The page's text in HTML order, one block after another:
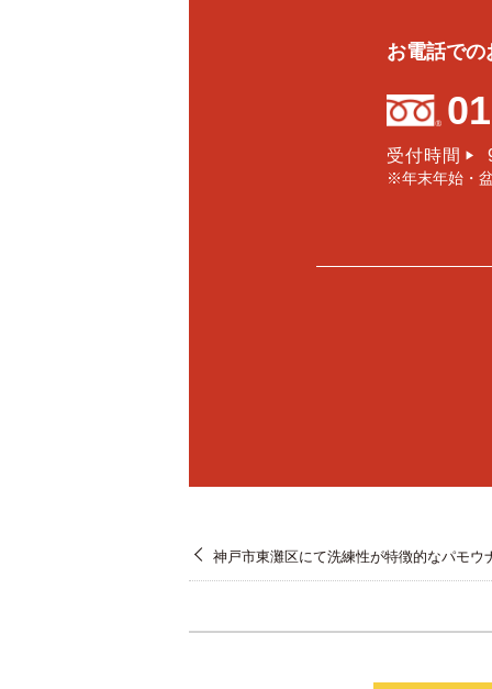
お電話での
受付時間 ▶
※年末年始・
神戸市東灘区にて洗練性が特徴的なパモ